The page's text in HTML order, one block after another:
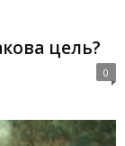
цель?
0